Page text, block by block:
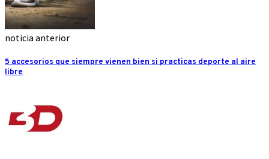
noticia anterior
5 accesorios que siempre vienen bien si practicas deporte al aire
libre